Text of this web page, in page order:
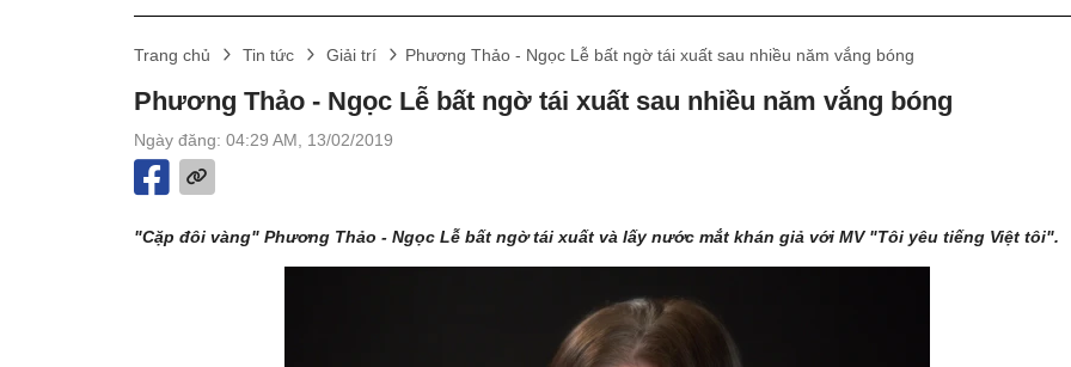
Trang chủ Tin tức Giải trí Phương Thảo - Ngọc Lễ bất ngờ tái xuất sau nhiều năm vắng bóng
Phương Thảo - Ngọc Lễ bất ngờ tái xuất sau nhiều năm vắng bóng
Ngày đăng: 04:29 AM, 13/02/2019
"Cặp đôi vàng" Phương Thảo - Ngọc Lễ bất ngờ tái xuất và lấy nước mắt khán giả với MV "Tôi yêu tiếng Việt tôi".